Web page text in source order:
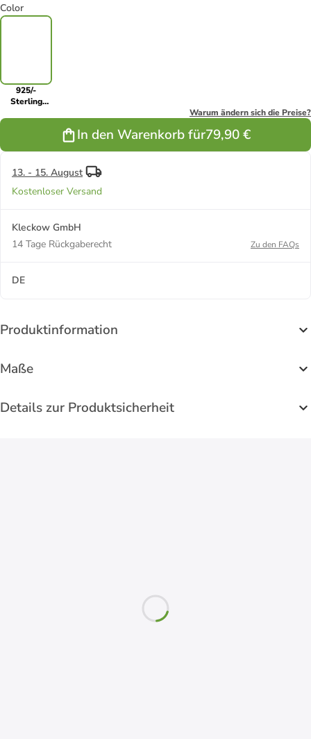
Color
925/-
Sterling
Warum ändern sich die Preise?
In den Warenkorb für79,90 €
13. - 15. August
Kostenloser Versand
Kleckow GmbH
14 Tage Rückgaberecht
Zu den FAQs
DE
Produktinformation
Maße
Details zur Produktsicherheit